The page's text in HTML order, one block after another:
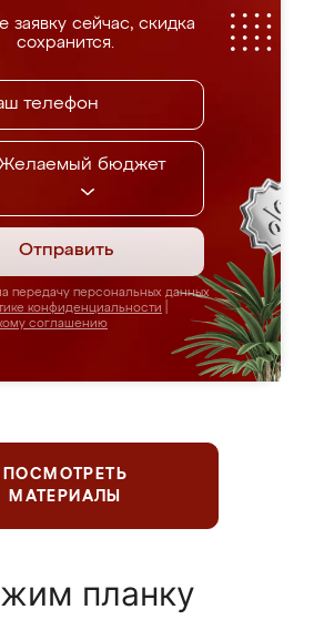
заявку сейчас, скидка
сохранится.
бюджет
Отправить
передачу персональных данных
конфиденциальности
соглашению
ПОСМОТРЕТЬ
МАТЕРИАЛЫ
планку